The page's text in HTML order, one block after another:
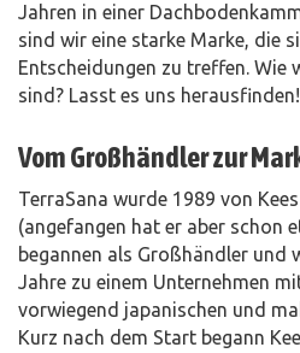
Jahren in einer
sind wir eine starke Marke, die
Entscheidungen zu treffen. Wie
sind? Lasst es uns herausfinden!
Vom Großhändler zur
TerraSana wurde 1989 von
(angefangen hat er aber schon
begannen als Großhändler und
Jahre zu einem Unternehmen
vorwiegend japanischen und
Kurz nach dem Start begann